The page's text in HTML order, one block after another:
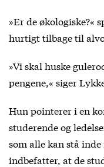
»Er de økologiske?«
hurtigt tilbage til
»Vi skal huske
pengene,« siger
Hun pointerer i en
studerende og
som alle kan stå
indbefatter, at de